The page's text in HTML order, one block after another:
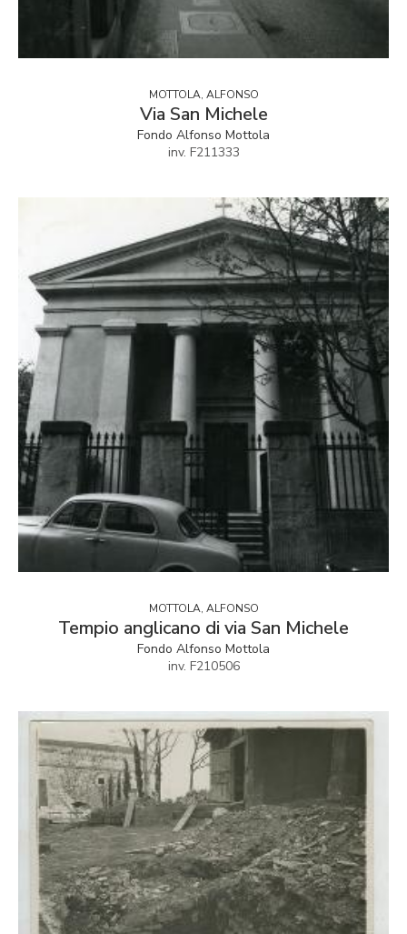
MOTTOLA, ALFONSO
Via San Michele
Fondo Alfonso Mottola
inv. F211333
MOTTOLA, ALFONSO
Tempio anglicano di via San Michele
Fondo Alfonso Mottola
inv. F210506